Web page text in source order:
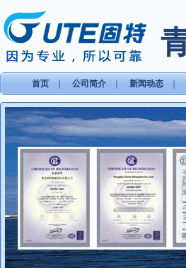
首页 公司简介 新闻动态